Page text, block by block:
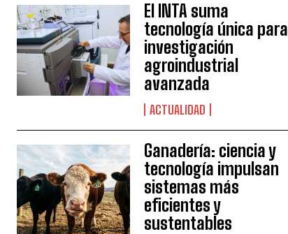
El INTA suma
tecnología única para
investigación
agroindustrial
avanzada
ACTUALIDAD
Ganadería: ciencia y
tecnología impulsan
sistemas más
eficientes y
sustentables